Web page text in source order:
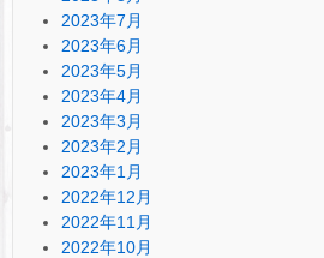
2023年7月
2023年6月
2023年5月
2023年4月
2023年3月
2023年2月
2023年1月
2022年12月
2022年11月
2022年10月